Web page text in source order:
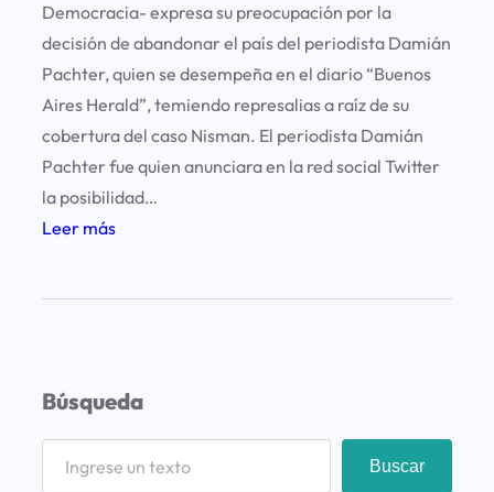
Democracia- expresa su preocupación por la
decisión de abandonar el país del periodista Damián
Pachter, quien se desempeña en el diario “Buenos
Aires Herald”, temiendo represalias a raíz de su
cobertura del caso Nisman. El periodista Damián
Pachter fue quien anunciara en la red social Twitter
la posibilidad…
Leer más:
n
d
a
Búsqueda
Buscar